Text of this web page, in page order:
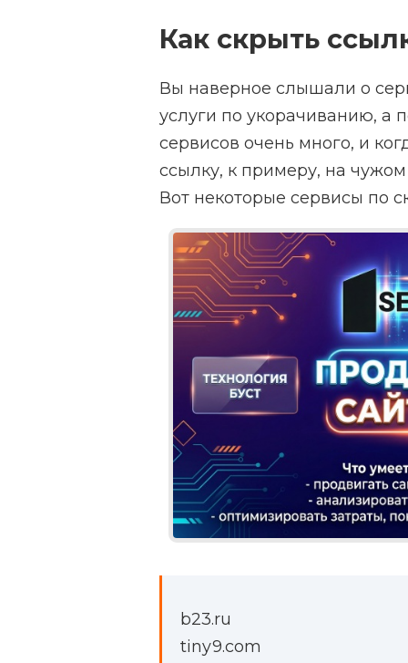
Как скрыть
Вы наверное слышали о
услуги по укорачиванию, а
сервисов очень много, и
ссылку, к примеру, на
Вот некоторые сервисы по
b23.ru
tiny9.com